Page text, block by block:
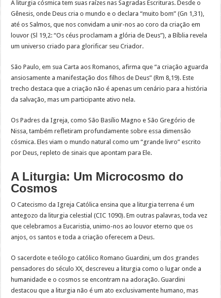
A liturgia cósmica tem suas raízes nas Sagradas Escrituras. Desde o
Gênesis, onde Deus cria o mundo e o declara “muito bom” (Gn 1,31),
até os Salmos, que nos convidam a unir-nos ao coro da criação em
louvor (Sl 19,2: “Os céus proclamam a glória de Deus”), a Bíblia revela
um universo criado para glorificar seu Criador.
São Paulo, em sua Carta aos Romanos, afirma que “a criação aguarda
ansiosamente a manifestação dos filhos de Deus” (Rm 8,19). Este
trecho destaca que a criação não é apenas um cenário para a história
da salvação, mas um participante ativo nela.
Os Padres da Igreja, como São Basílio Magno e São Gregório de
Nissa, também refletiram profundamente sobre essa dimensão
cósmica. Eles viam o mundo natural como um “grande livro” escrito
por Deus, repleto de sinais que apontam para Ele.
A Liturgia: Um Microcosmo do
Cosmos
O Catecismo da Igreja Católica ensina que a liturgia terrena é um
antegozo da liturgia celestial (CIC 1090). Em outras palavras, toda vez
que celebramos a Eucaristia, unimo-nos ao louvor eterno que os
anjos, os santos e toda a criação oferecem a Deus.
O sacerdote e teólogo católico Romano Guardini, um dos grandes
pensadores do século XX, descreveu a liturgia como o lugar onde a
humanidade e o cosmos se encontram na adoração. Guardini
destacou que a liturgia não é um ato exclusivamente humano, mas